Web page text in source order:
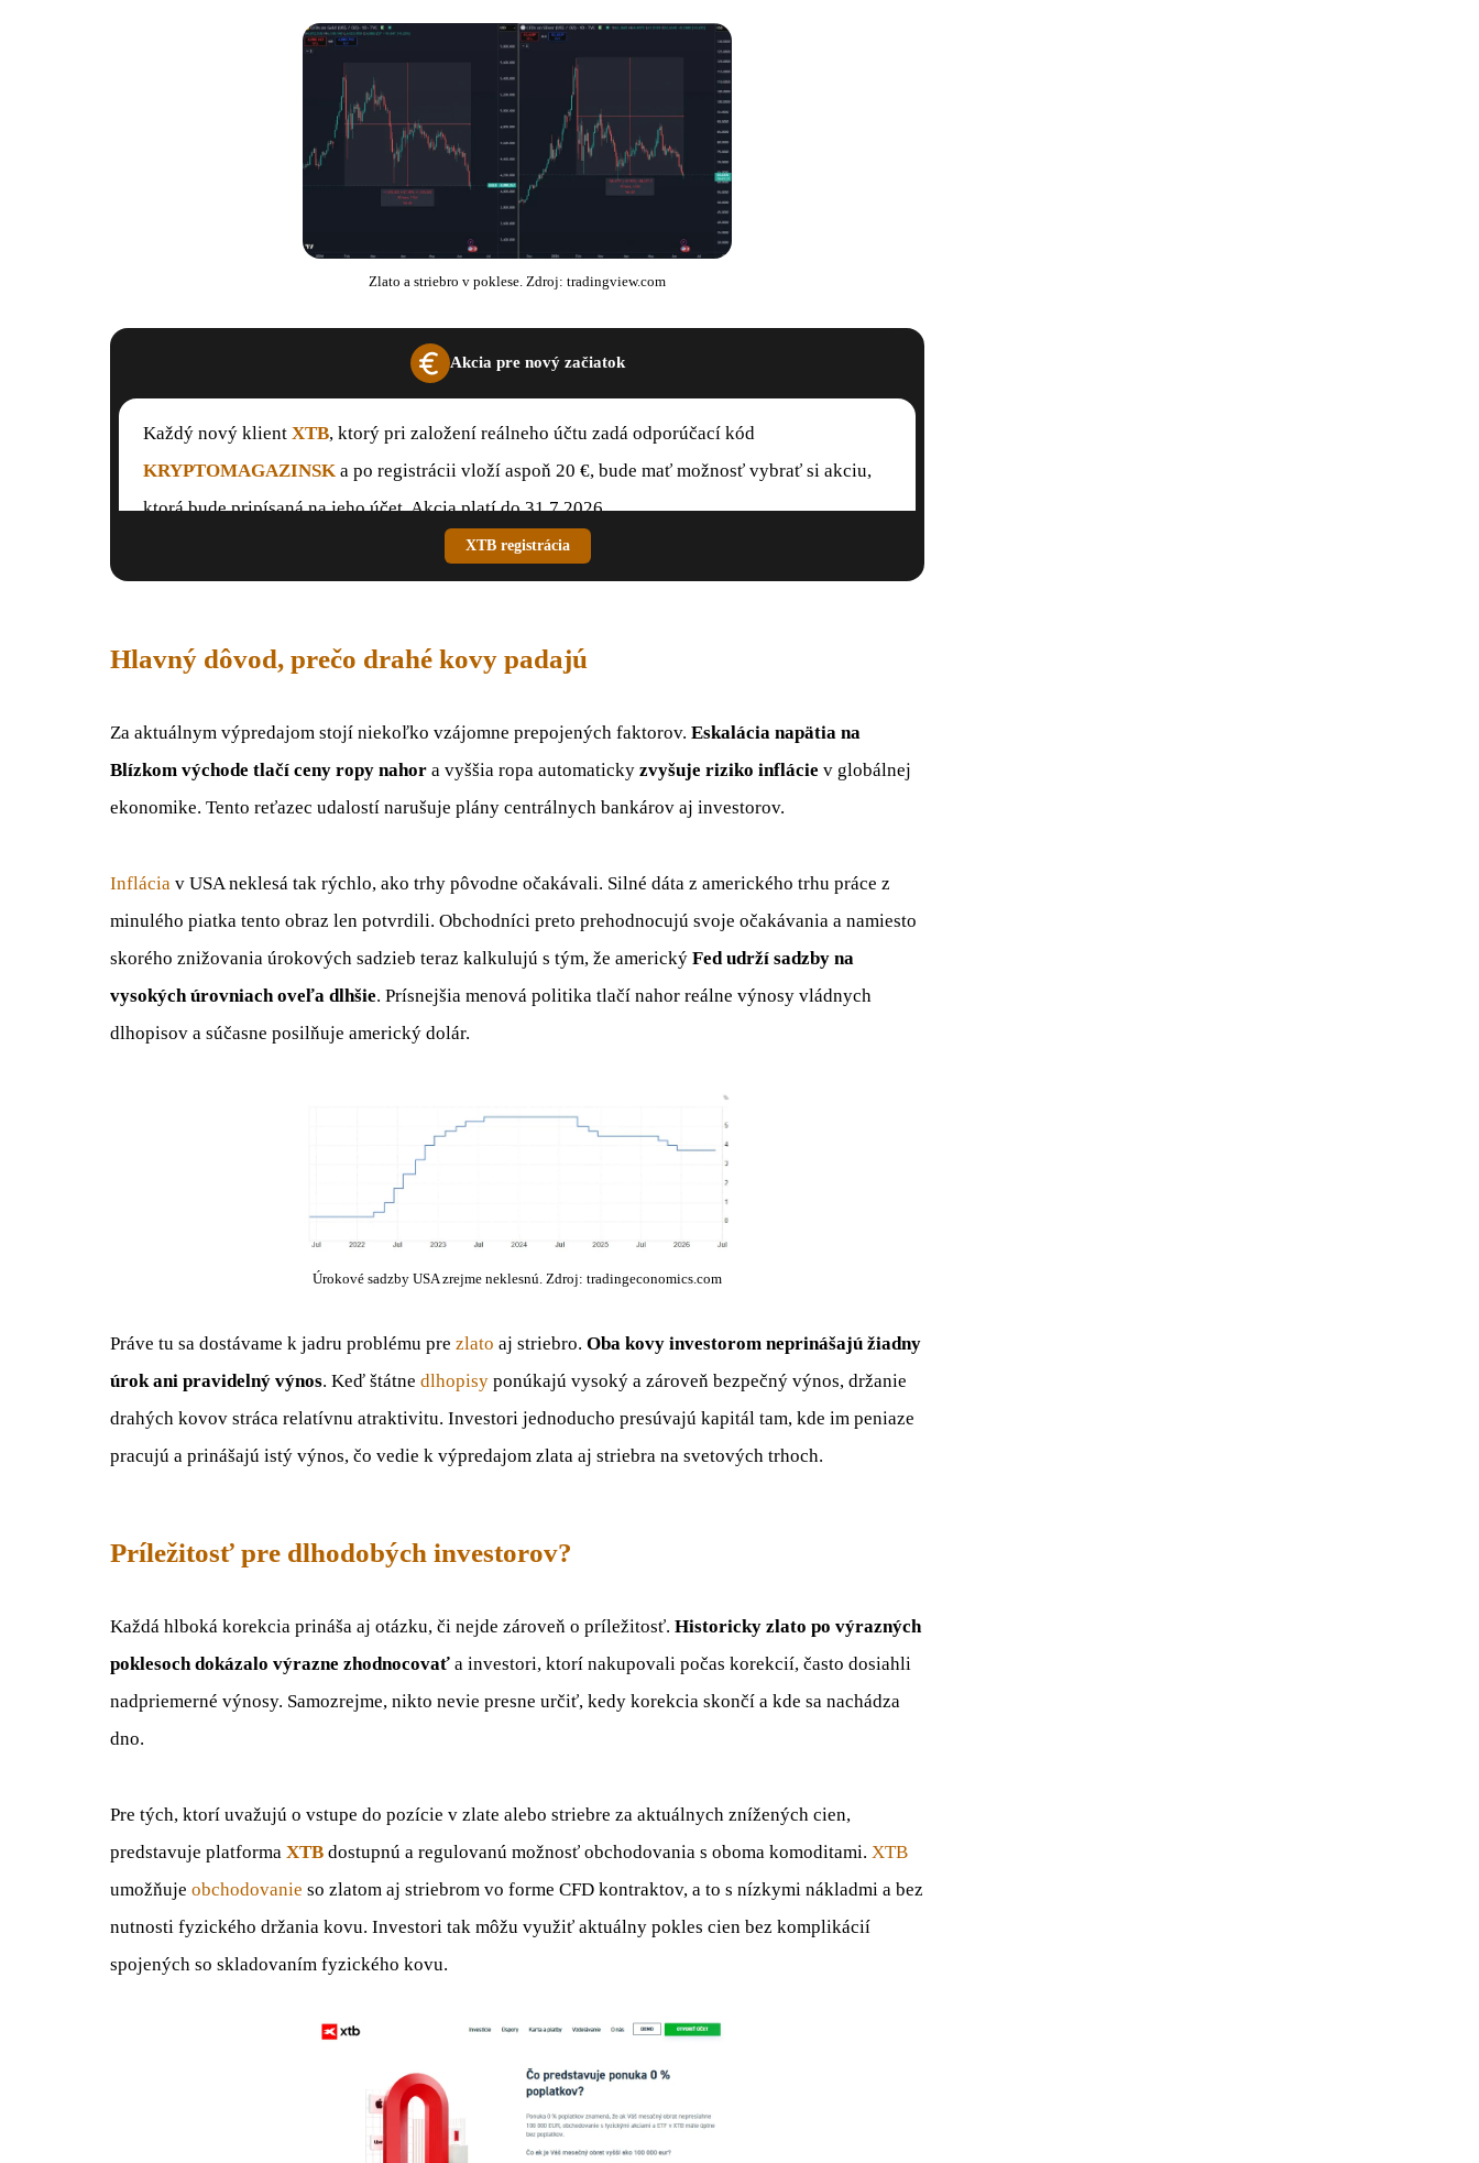
Zlato a striebro v poklese. Zdroj: tradingview.com
Akcia pre nový začiatok
Každý nový klient XTB, ktorý pri založení reálneho účtu zadá odporúčací kód
KRYPTOMAGAZINSK a po registrácii vloží aspoň 20 €, bude mať možnosť vybrať si akciu,
ktorá bude pripísaná na jeho účet. Akcia platí do 31.7.2026.
XTB registrácia
Hlavný dôvod, prečo drahé kovy padajú
Za aktuálnym výpredajom stojí niekoľko vzájomne prepojených faktorov. Eskalácia napätia na
Blízkom východe tlačí ceny ropy nahor a vyššia ropa automaticky zvyšuje riziko inflácie v globálnej
ekonomike. Tento reťazec udalostí narušuje plány centrálnych bankárov aj investorov.
Inflácia v USA neklesá tak rýchlo, ako trhy pôvodne očakávali. Silné dáta z amerického trhu práce z
minulého piatka tento obraz len potvrdili. Obchodníci preto prehodnocujú svoje očakávania a namiesto
skorého znižovania úrokových sadzieb teraz kalkulujú s tým, že americký Fed udrží sadzby na
vysokých úrovniach oveľa dlhšie. Prísnejšia menová politika tlačí nahor reálne výnosy vládnych
dlhopisov a súčasne posilňuje americký dolár.
Úrokové sadzby USA zrejme neklesnú. Zdroj: tradingeconomics.com
Práve tu sa dostávame k jadru problému pre zlato aj striebro. Oba kovy investorom neprinášajú žiadny
úrok ani pravidelný výnos. Keď štátne dlhopisy ponúkajú vysoký a zároveň bezpečný výnos, držanie
drahých kovov stráca relatívnu atraktivitu. Investori jednoducho presúvajú kapitál tam, kde im peniaze
pracujú a prinášajú istý výnos, čo vedie k výpredajom zlata aj striebra na svetových trhoch.
Príležitosť pre dlhodobých investorov?
Každá hlboká korekcia prináša aj otázku, či nejde zároveň o príležitosť. Historicky zlato po výrazných
poklesoch dokázalo výrazne zhodnocovať a investori, ktorí nakupovali počas korekcií, často dosiahli
nadpriemerné výnosy. Samozrejme, nikto nevie presne určiť, kedy korekcia skončí a kde sa nachádza
dno.
Pre tých, ktorí uvažujú o vstupe do pozície v zlate alebo striebre za aktuálnych znížených cien,
predstavuje platforma XTB dostupnú a regulovanú možnosť obchodovania s oboma komoditami. XTB
umožňuje obchodovanie so zlatom aj striebrom vo forme CFD kontraktov, a to s nízkymi nákladmi a bez
nutnosti fyzického držania kovu. Investori tak môžu využiť aktuálny pokles cien bez komplikácií
spojených so skladovaním fyzického kovu.